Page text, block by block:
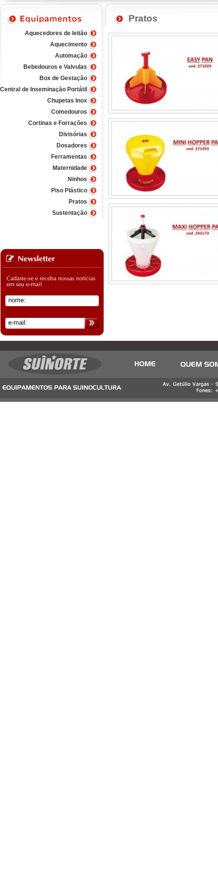
Aquecedores de leitão
Aquecimento
Automação
Bebedouros e Valvulas
Box de Gestação
Central de Inseminação Portátil
Chupetas Inox
Comedouros
Cortinas e Forrações
Divisórias
Dosadores
Ferramentas
Maternidade
Ninhos
Piso Plástico
Pratos
Sustentação
Pratos
Clique aqui para ver mais
Clique aqui para ver mais
7. Maxi Hopper Pan
Clique aqui para ver mais